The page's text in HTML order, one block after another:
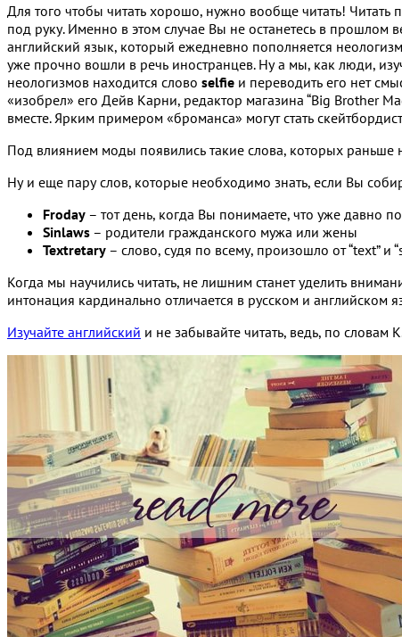
Для того чтобы читать хорошо, нужно вообще читать! Читать
под руку. Именно в этом случае Вы не останетесь в
английский язык, который ежедневно пополняется
уже прочно вошли в речь иностранцев. Ну а мы, как люди,
неологизмов находится слово selfie и переводить его нет
«изобрел» его Дейв Карни, редактор магазина “Big Brother
вместе. Ярким примером «броманса» могут стать
Под влиянием моды появились такие слова, которых
Ну и еще пару слов, которые необходимо знать, если Вы
Froday – тот день, когда Вы понимаете, что уже давно
Sinlaws – родители гражданского мужа или жены
Textretary – слово, судя по всему, произошло от “text” и
Когда мы научились читать, не лишним станет уделить
интонация кардинально отличается в русском и английском
Изучайте английский и не забывайте читать, ведь, по словам